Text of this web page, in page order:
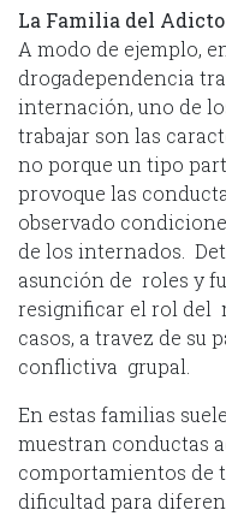
La Familia del Adicto
A modo de ejemplo,
drogadependencia
internación, uno de
trabajar son las
no porque un tipo
provoque las
observado
de los internados.
asunción de roles y
resignificar el rol del
casos, a travez de su
conflictiva grupal.
En estas familias
muestran conductas
comportamientos de
dificultad para